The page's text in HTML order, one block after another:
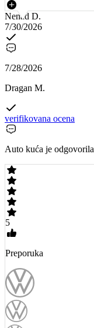
Nenad D.
7/30/2026
7/28/2026
Dragan M.
verifikovana ocena
Auto kuća je odgovorila
5
Preporuka